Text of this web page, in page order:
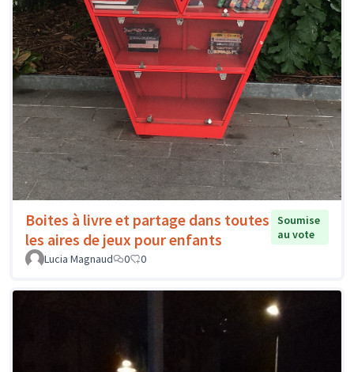
Boites à livre et partage dans toutes
les aires de jeux pour enfants
Soumise
au vote
Lucia Magnaud
0 0